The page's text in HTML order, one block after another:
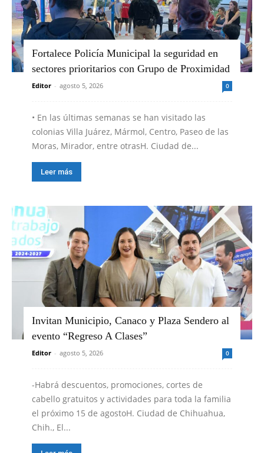
Fortalece Policía Municipal la seguridad en
sectores prioritarios con Grupo de Proximidad
Editor - agosto 5, 2026 0
•⁠ ⁠En las últimas semanas se han visitado las
colonias Villa Juárez, Mármol, Centro, Paseo de las
Moras, Mirador, entre otrasH. Ciudad de...
Leer más
Invitan Municipio, Canaco y Plaza Sendero al
evento “Regreso A Clases”
Editor - agosto 5, 2026 0
-Habrá descuentos, promociones, cortes de
cabello gratuitos y actividades para toda la familia
el próximo 15 de agostoH. Ciudad de Chihuahua,
Chih., El...